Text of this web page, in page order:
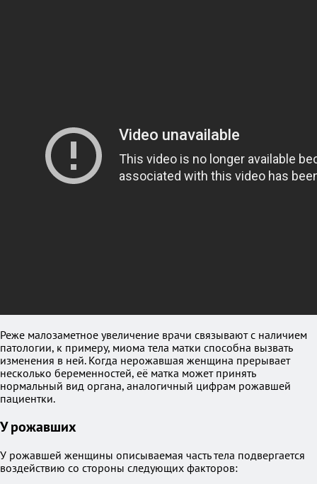
Реже малозаметное увеличение врачи связывают с наличием
патологии, к примеру, миома тела матки способна вызвать
изменения в ней. Когда нерожавшая женщина прерывает
несколько беременностей, её матка может принять
нормальный вид органа, аналогичный цифрам рожавшей
пациентки.
У рожавших
У рожавшей женщины описываемая часть тела подвергается
воздействию со стороны следующих факторов: